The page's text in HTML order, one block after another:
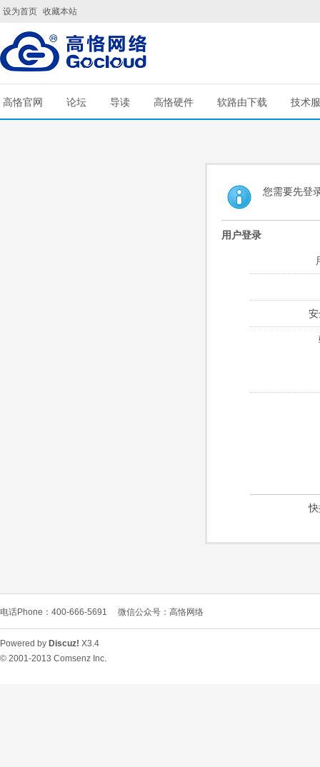
设为首页 收藏本站
高恪官网 论坛 导读 高恪硬件 软路由下载 技术
您需要先登
用户登录
电话Phone：400-666-5691 微信公众号：高恪网络
Powered by Discuz! X3.4
© 2001-2013 Comsenz Inc.